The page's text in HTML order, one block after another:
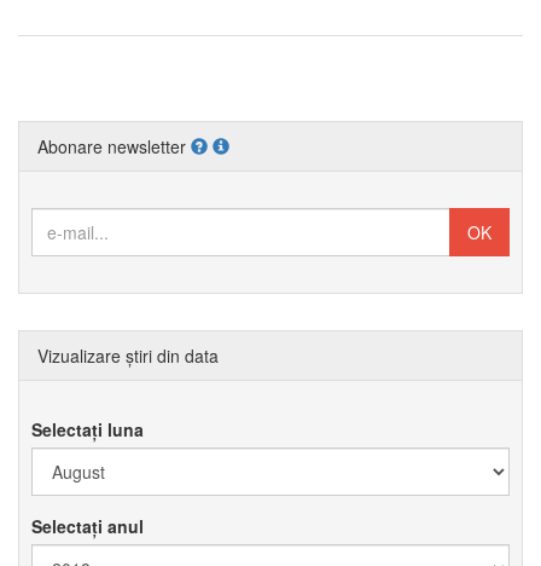
Abonare newsletter
Vizualizare știri din data
Selectați luna
Selectați anul